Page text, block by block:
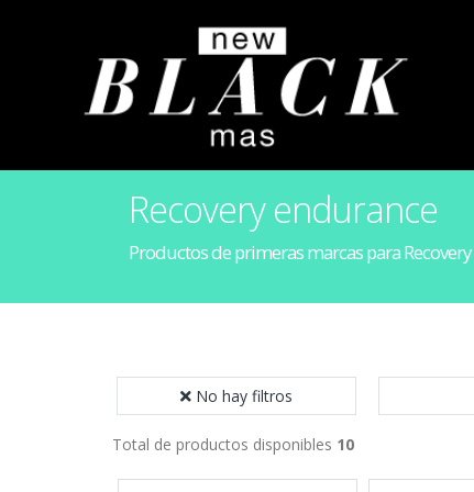
Recovery endurance
Productos de primeras marcas para
No hay filtros
Total de productos disponibles 10